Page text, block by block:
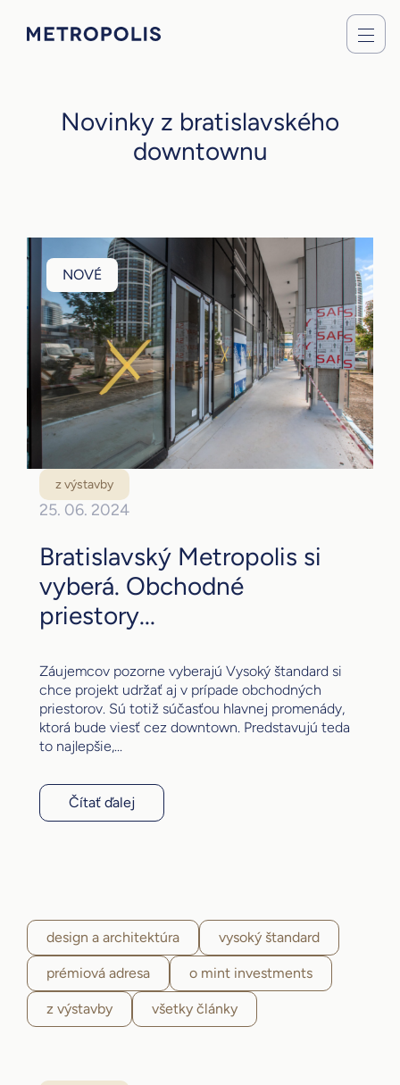
Novinky z bratislavského
downtownu
NOVÉ
25. 06. 2024
z výstavby
Bratislavský Metropolis si
vyberá. Obchodné
priestory...
Záujemcov pozorne vyberajú Vysoký štandard si
chce projekt udržať aj v prípade obchodných
priestorov. Sú totiž súčasťou hlavnej promenády,
ktorá bude viesť cez downtown. Predstavujú teda
to najlepšie,...
Čítať ďalej
design a architektúra vysoký štandard
prémiová adresa o mint investments
z výstavby všetky články